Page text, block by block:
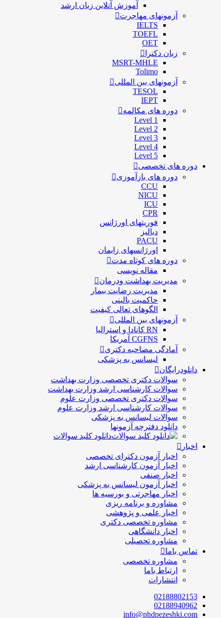
آموزش آنلاین زبان ارشد
آزمونهای مهاجرت
IELTS
TOEFL
OET
زبان دکترا
MSRT-MHLE
Tolimo
آزمونهای بین المللی
TESOL
IEPT
دوره های مکالمه
Level 1
Level 2
Level 3
Level 4
Level 5
دوره های تخصصی
دوره های بازآموزی
CCU
NICU
ICU
CPR
فوریتهای اورژانس
دیالیز
PACU
اورژانسهای زایمان
دوره های کوتاه مدت
مقاله نویسی
مدیریت بهداشت ودرمان
مديريت رضايت بيمار
حاكميت بالينی
الگوهای تعالی کيفيت
آزمونهای بین المللی
RN کانادا و استرالیا
CGFNS آمریکا
آمادگی مصاحبه دکتری
لیسانس به پزشکی
دانلودرایگان
سوالات دکتری تخصصی وزارت بهداشت
سوالات کارشناسی ارشد وزارت بهداشت
سوالات دکتری تخصصی وزارت علوم
سوالات کارشناسی ارشد وزارت علوم
سوالات لیسانس به پزشکی
دانلود دفترچه آزمونها
دانلود کلید سوالات
اخبار
اخبار آزمون دکترای تخصصی
اخبار آزمون کارشناسی ارشد
اخبار صنفی
اخبار آزمون لیسانس به پزشکی
اخبار مهاجرتی و بورسیه ها
مشاوره و برنامه ریزی
اخبار علمی و پژوهشی
مشاوره تخصصی دکتری
اخبار دانشگاهی
مشاوره تحصیلی
تماس باما
مشاوره تخصصی
ارتباط باما
انتشارات
02188802153
02188940962
info@phdpezeshki.com